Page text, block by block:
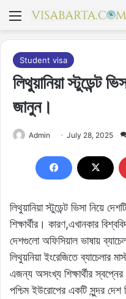
মেনু
Student visa
লিথুয়ানিয়া স্টুডেন্ট
জানুন।
Admin July 28, 2025
লিথুয়ানিয়া স্টুডেন্ট ভিসা নিয়ে
শিক্ষার্থীর। কারণ,এখানকার
দেশগুলো অফিসিয়াল ভাষায়
লিথুয়নিয়া ইংরেজিতে ব্যাচেলার
এজন্য অসংখ্য শিক্ষার্থীর স্বপ্নের
পশ্চিম ইউরোপের একটি সুন্দর দেশ